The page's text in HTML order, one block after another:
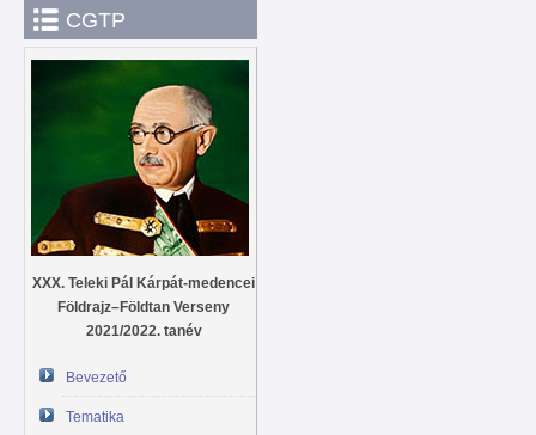
CGTP
XXX. Teleki Pál Kárpát-medencei
Földrajz–Földtan Verseny
2021/2022. tanév
Bevezető
Tematika